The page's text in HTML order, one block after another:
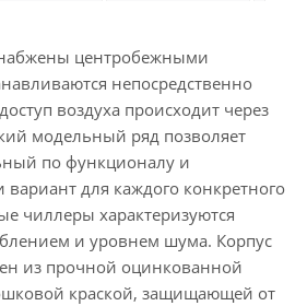
центробежными
непосредственно
воздуха происходит через
модельный ряд позволяет
по функционалу и
вариант для каждого конкретного
чиллеры характеризуются
и уровнем шума. Корпус
из прочной оцинкованной
краской, защищающей от